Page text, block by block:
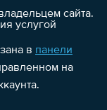
сайта.
услугой
в панели
на